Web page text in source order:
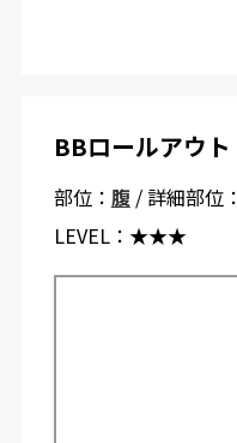
BBロールアウト
部位： 腹/ 詳細部位：
LEVEL： ★★★